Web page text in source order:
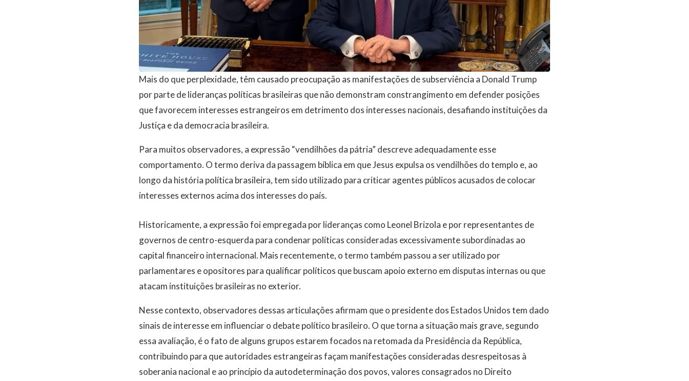
Mais do que perplexidade, têm causado preocupação as manifestações de subserviência a Donald Trump
por parte de lideranças políticas brasileiras que não demonstram constrangimento em defender posições
que favorecem interesses estrangeiros em detrimento dos interesses nacionais, desafiando instituições da
Justiça e da democracia brasileira.
Para muitos observadores, a expressão “vendilhões da pátria” descreve adequadamente esse
comportamento. O termo deriva da passagem bíblica em que Jesus expulsa os vendilhões do templo e, ao
longo da história política brasileira, tem sido utilizado para criticar agentes públicos acusados de colocar
interesses externos acima dos interesses do país.
Historicamente, a expressão foi empregada por lideranças como Leonel Brizola e por representantes de
governos de centro-esquerda para condenar políticas consideradas excessivamente subordinadas ao
capital financeiro internacional. Mais recentemente, o termo também passou a ser utilizado por
parlamentares e opositores para qualificar políticos que buscam apoio externo em disputas internas ou que
atacam instituições brasileiras no exterior.
Nesse contexto, observadores dessas articulações afirmam que o presidente dos Estados Unidos tem dado
sinais de interesse em influenciar o debate político brasileiro. O que torna a situação mais grave, segundo
essa avaliação, é o fato de alguns grupos estarem focados na retomada da Presidência da República,
contribuindo para que autoridades estrangeiras façam manifestações consideradas desrespeitosas à
soberania nacional e ao princípio da autodeterminação dos povos, valores consagrados no Direito